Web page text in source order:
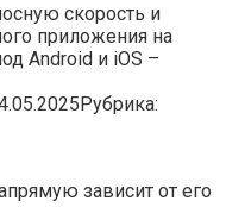
скорость и
приложения на
Android и iOS –
Рубрика:
зависит от его